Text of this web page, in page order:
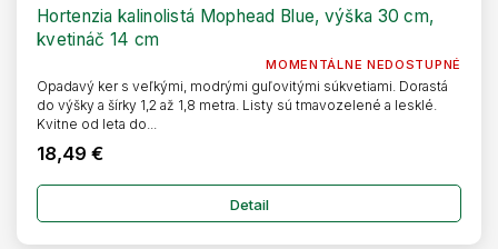
Hortenzia kalinolistá Mophead Blue, výška 30 cm,
kvetináč 14 cm
MOMENTÁLNE NEDOSTUPNÉ
18,49 €
Detail
Opadavý ker s veľkými, modrými guľovitými súkvetiami. Dorastá
do výšky a šírky 1,2 až 1,8 metra. Listy sú tmavozelené a lesklé.
Kvitne od leta do...